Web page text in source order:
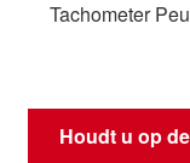
Tachometer
Houdt u op